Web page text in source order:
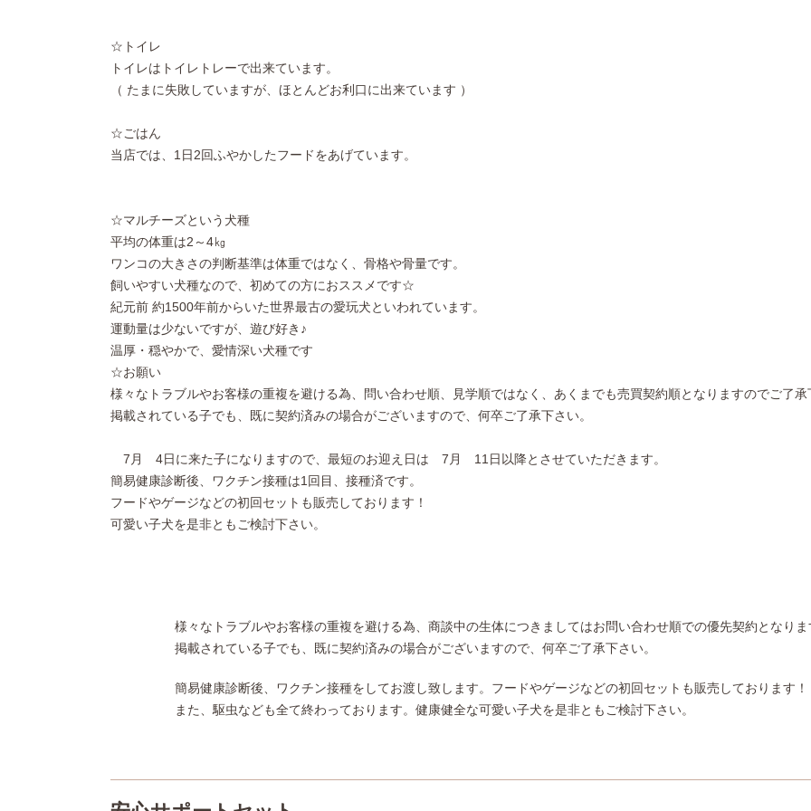
☆トイレ
トイレはトイレトレーで出来ています。
（ たまに失敗していますが、ほとんどお利口に出来ています ）
☆ごはん
当店では、1日2回ふやかしたフードをあげています。
☆マルチーズという犬種
平均の体重は2～4㎏
ワンコの大きさの判断基準は体重ではなく、骨格や骨量です。
飼いやすい犬種なので、初めての方におススメです☆
紀元前 約1500年前からいた世界最古の愛玩犬といわれています。
運動量は少ないですが、遊び好き♪
温厚・穏やかで、愛情深い犬種です
☆お願い
様々なトラブルやお客様の重複を避ける為、問い合わせ順、見学順ではなく、あくまでも売買契約順となりますのでご了承
掲載されている子でも、既に契約済みの場合がございますので、何卒ご了承下さい。
7月 4日に来た子になりますので、最短のお迎え日は 7月 11日以降とさせていただきます。
簡易健康診断後、ワクチン接種は1回目、接種済です。
フードやゲージなどの初回セットも販売しております！
可愛い子犬を是非ともご検討下さい。
様々なトラブルやお客様の重複を避ける為、商談中の生体につきましてはお問い合わせ順での優先契約となり
掲載されている子でも、既に契約済みの場合がございますので、何卒ご了承下さい。
簡易健康診断後、ワクチン接種をしてお渡し致します。フードやゲージなどの初回セットも販売しております！
また、駆虫なども全て終わっております。健康健全な可愛い子犬を是非ともご検討下さい。